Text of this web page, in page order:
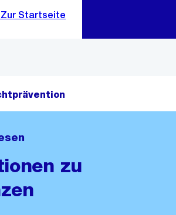
Breadcrumbs ein
zu